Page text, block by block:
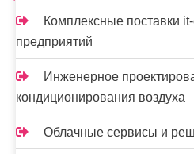
п
и
с
я
м
Комплексные поставки
предприятий
Инженерное
кондиционирования воздуха
Облачные сервисы и